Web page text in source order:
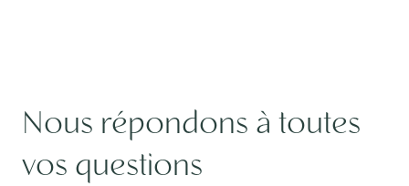
Nous répondons à toutes
vos questions